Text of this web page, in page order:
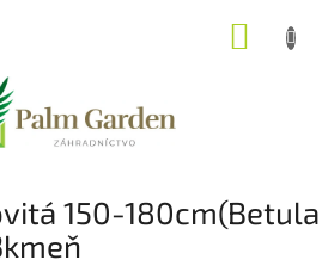
150-180cm(Betula